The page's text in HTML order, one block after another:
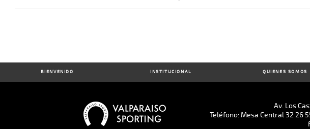
BIENVENIDO INSTITUCIONAL QUIENES SOMOS
Av. Los
Teléfono: Mesa Central 32 26